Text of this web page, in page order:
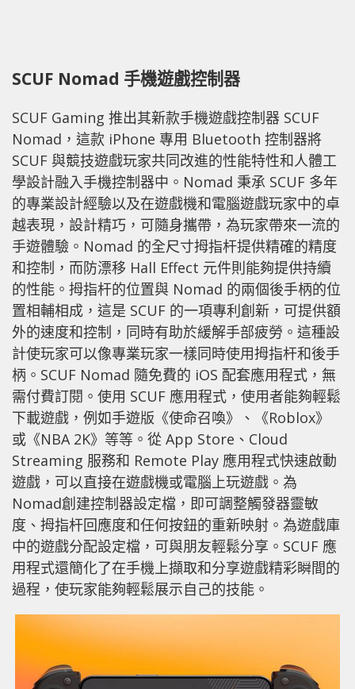
SCUF Nomad 手機遊戲控制器
SCUF Gaming 推出其新款手機遊戲控制器 SCUF
Nomad，這款 iPhone 專用 Bluetooth 控制器將
SCUF 與競技遊戲玩家共同改進的性能特性和人體工
學設計融入手機控制器中。Nomad 秉承 SCUF 多年
的專業設計經驗以及在遊戲機和電腦遊戲玩家中的卓
越表現，設計精巧，可隨身攜帶，為玩家帶來一流的
手遊體驗。Nomad 的全尺寸拇指杆提供精確的精度
和控制，而防漂移 Hall Effect 元件則能夠提供持續
的性能。拇指杆的位置與 Nomad 的兩個後手柄的位
置相輔相成，這是 SCUF 的一項專利創新，可提供額
外的速度和控制，同時有助於緩解手部疲勞。這種設
計使玩家可以像專業玩家一樣同時使用拇指杆和後手
柄。SCUF Nomad 隨免費的 iOS 配套應用程式，無
需付費訂閱。使用 SCUF 應用程式，使用者能夠輕鬆
下載遊戲，例如手遊版《使命召喚》、《Roblox》
或《NBA 2K》等等。從 App Store、Cloud
Streaming 服務和 Remote Play 應用程式快速啟動
遊戲，可以直接在遊戲機或電腦上玩遊戲。為
Nomad創建控制器設定檔，即可調整觸發器靈敏
度、拇指杆回應度和任何按鈕的重新映射。為遊戲庫
中的遊戲分配設定檔，可與朋友輕鬆分享。SCUF 應
用程式還簡化了在手機上擷取和分享遊戲精彩瞬間的
過程，使玩家能夠輕鬆展示自己的技能。